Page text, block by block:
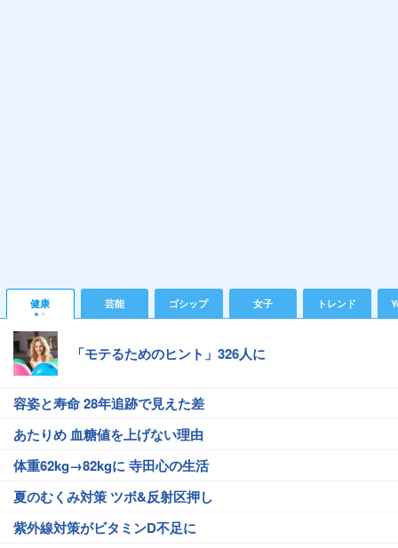
健康 芸能 ゴシップ 女子 トレンド
「モテるためのヒント」326人に
容姿と寿命 28年追跡で見えた差
あたりめ 血糖値を上げない理由
体重62kg→82kgに 寺田心の生活
夏のむくみ対策 ツボ&反射区押し
紫外線対策がビタミンD不足に